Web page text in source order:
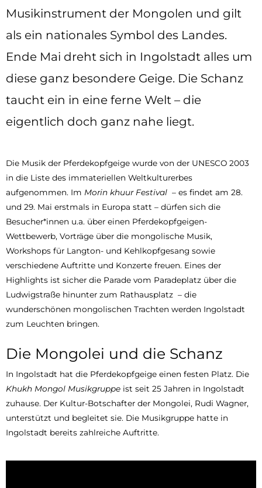
Musikinstrument der Mongolen und gilt
als ein nationales Symbol des Landes.
Ende Mai dreht sich in Ingolstadt alles um
diese ganz besondere Geige. Die Schanz
taucht ein in eine ferne Welt – die
eigentlich doch ganz nahe liegt.
Die Musik der Pferdekopfgeige wurde von der UNESCO 2003
in die Liste des immateriellen Weltkulturerbes
aufgenommen. Im Morin khuur Festival – es findet am 28.
und 29. Mai erstmals in Europa statt – dürfen sich die
Besucher*innen u.a. über einen Pferdekopfgeigen-
Wettbewerb, Vorträge über die mongolische Musik,
Workshops für Langton- und Kehlkopfgesang sowie
verschiedene Auftritte und Konzerte freuen. Eines der
Highlights ist sicher die Parade vom Paradeplatz über die
Ludwigstraße hinunter zum Rathausplatz – die
wunderschönen mongolischen Trachten werden Ingolstadt
zum Leuchten bringen.
Die Mongolei und die Schanz
In Ingolstadt hat die Pferdekopfgeige einen festen Platz. Die
Khukh Mongol Musikgruppe ist seit 25 Jahren in Ingolstadt
zuhause. Der Kultur-Botschafter der Mongolei, Rudi Wagner,
unterstützt und begleitet sie. Die Musikgruppe hatte in
Ingolstadt bereits zahlreiche Auftritte.